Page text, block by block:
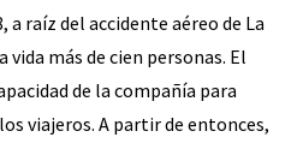
a raíz del accidente aéreo de La
más de cien personas. El
de la compañía para
viajeros. A partir de entonces,